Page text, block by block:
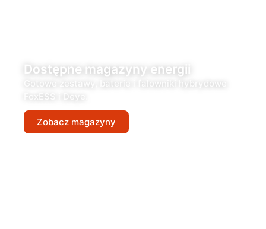
Dostępne magazyny energii
Gotowe zestawy, baterie i falowniki hybrydowe
FoxESS i Deye.
Zobacz magazyny